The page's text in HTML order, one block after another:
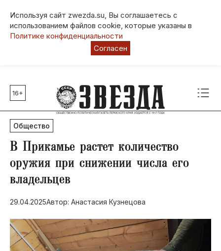
Используя сайт zwezda.su, Вы соглашаетесь с
использованием файлов cookie, которые указаны в
Политике конфиденциальности
Согласен
Главные темы
80 лет Победы
Молодежная столица РФ
СВО
Социальная поддержка
Инфраструктура
Благоустройство
16+
Общество
​В Прикамье растет количество
оружия при снижении числа его
владельцев
29.04.2025Автор: Анастасия Кузнецова